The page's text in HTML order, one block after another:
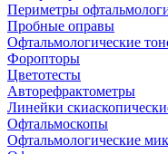
Периметры
Пробные оправы
Офтальмологические
Форопторы
Цветотесты
Авторефрактометры
Линейки
Офтальмоскопы
Офтальмологические